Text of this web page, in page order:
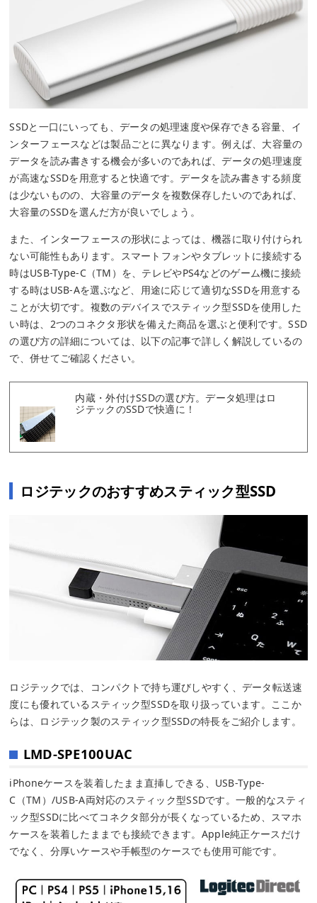
SSDと一口にいっても、データの処理速度や保存できる容量、イ
ンターフェースなどは製品ごとに異なります。例えば、大容量の
データを読み書きする機会が多いのであれば、データの処理速度
が高速なSSDを用意すると快適です。データを読み書きする頻度
は少ないものの、大容量のデータを複数保存したいのであれば、
大容量のSSDを選んだ方が良いでしょう。
また、インターフェースの形状によっては、機器に取り付けられ
ない可能性もあります。スマートフォンやタブレットに接続する
時はUSB-Type-C（TM）を、テレビやPS4などのゲーム機に接続
する時はUSB-Aを選ぶなど、用途に応じて適切なSSDを用意する
ことが大切です。複数のデバイスでスティック型SSDを使用した
い時は、2つのコネクタ形状を備えた商品を選ぶと便利です。SSD
の選び方の詳細については、以下の記事で詳しく解説しているの
で、併せてご確認ください。
内蔵・外付けSSDの選び方。データ処理はロ
ジテックのSSDで快適に！
ロジテックのおすすめスティック型SSD
ロジテックでは、コンパクトで持ち運びしやすく、データ転送速
度にも優れているスティック型SSDを取り扱っています。ここか
らは、ロジテック製のスティック型SSDの特長をご紹介します。
LMD-SPE100UAC
iPhoneケースを装着したまま直挿しできる、USB-Type-
C（TM）/USB-A両対応のスティック型SSDです。一般的なスティ
ック型SSDに比べてコネクタ部分が長くなっているため、スマホ
ケースを装着したままでも接続できます。Apple純正ケースだけ
でなく、分厚いケースや手帳型のケースでも使用可能です。